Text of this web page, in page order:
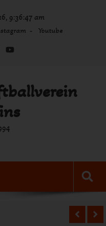
9:36:47 am
Youtube